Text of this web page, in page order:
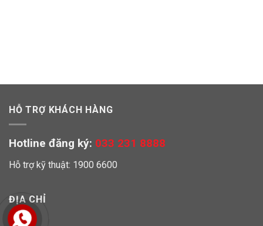
HỖ TRỢ KHÁCH HÀNG
Hotline đăng ký: 033 231 8888
Hỗ trợ kỹ thuật: 1900 6600
ĐỊA CHỈ